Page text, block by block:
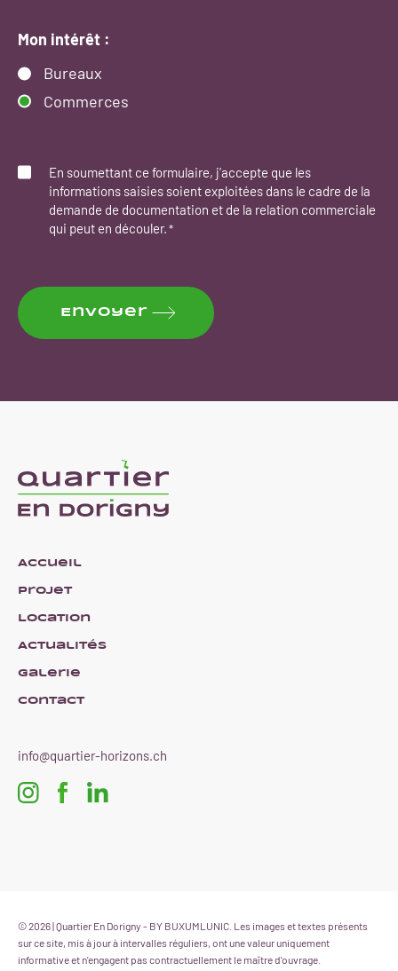
Mon intérêt :
Bureaux
Commerces
*
En soumettant ce formulaire, j’accepte que les
informations saisies soient exploitées dans le cadre de la
demande de documentation et de la relation commerciale
qui peut en découler.*
Envoyer
Accueil
Projet
Location
Actualités
Galerie
Contact
info@quartier-horizons.ch
© 2026 | Quartier En Dorigny - BY BUXUMLUNIC. Les images et textes présents
sur ce site, mis à jour à intervalles réguliers, ont une valeur uniquement
informative et n'engagent pas contractuellement le maître d'ouvrage.